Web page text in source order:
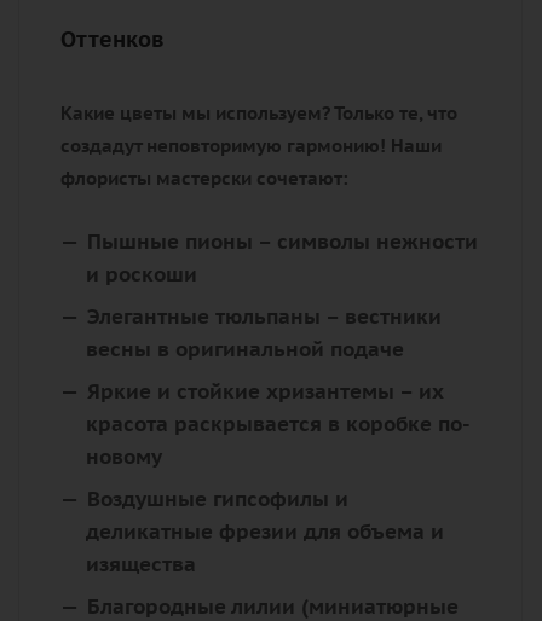
Оттенков
Какие цветы мы используем? Только те, что
создадут неповторимую гармонию! Наши
флористы мастерски сочетают:
Пышные пионы – символы нежности
и роскоши
Элегантные тюльпаны – вестники
весны в оригинальной подаче
Яркие и стойкие хризантемы – их
красота раскрывается в коробке по-
новому
Воздушные гипсофилы и
деликатные фрезии для объема и
изящества
Благородные лилии (миниатюрные